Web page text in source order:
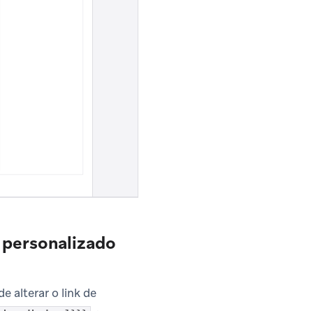
alterar o link de